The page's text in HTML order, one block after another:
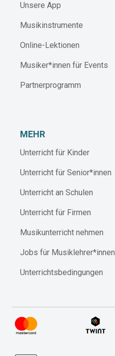
Unsere App
Musikinstrumente
Online-Lektionen
Musiker*innen für Events
Partnerprogramm
MEHR
Unterricht für Kinder
Unterricht für Senior*innen
Unterricht an Schulen
Unterricht für Firmen
Musikunterricht nehmen
Jobs für Musiklehrer*innen
Unterrichtsbedingungen